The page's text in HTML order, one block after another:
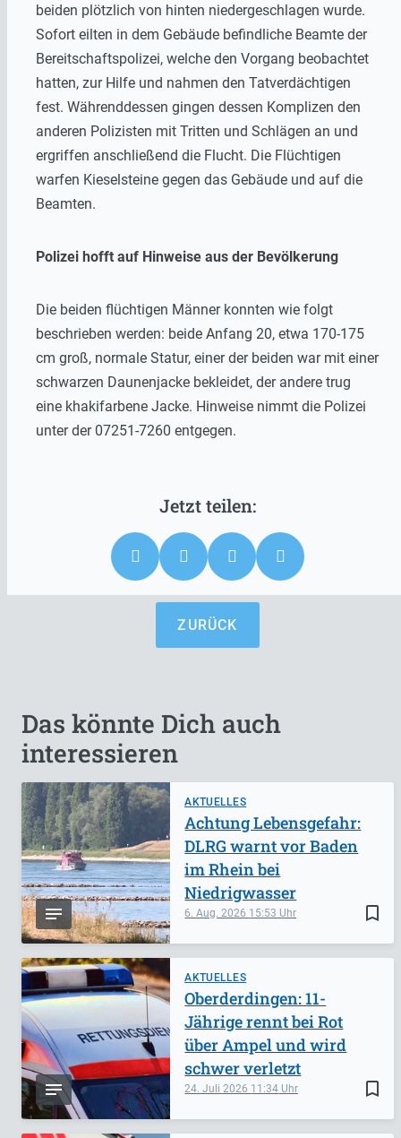
beiden plötzlich von hinten niedergeschlagen wurde.
Sofort eilten in dem Gebäude befindliche Beamte der
Bereitschaftspolizei, welche den Vorgang beobachtet
hatten, zur Hilfe und nahmen den Tatverdächtigen
fest. Währenddessen gingen dessen Komplizen den
anderen Polizisten mit Tritten und Schlägen an und
ergriffen anschließend die Flucht. Die Flüchtigen
warfen Kieselsteine gegen das Gebäude und auf die
Beamten.
Polizei hofft auf Hinweise aus der Bevölkerung
Die beiden flüchtigen Männer konnten wie folgt
beschrieben werden: beide Anfang 20, etwa 170-175
cm groß, normale Statur, einer der beiden war mit einer
schwarzen Daunenjacke bekleidet, der andere trug
eine khakifarbene Jacke. Hinweise nimmt die Polizei
unter der 07251-7260 entgegen.
ZURÜCK
Das könnte Dich auch
interessieren
AKTUELLES
bookmark_border
6. Aug. 2026 15:53
Achtung Lebensgefahr:
DLRG warnt vor Baden
im Rhein bei
Niedrigwasser
AKTUELLES
bookmark_border
24. Juli 2026 11:34
Oberderdingen: 11-
Jährige rennt bei Rot
über Ampel und wird
schwer verletzt